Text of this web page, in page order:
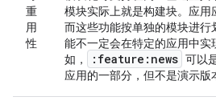
重
用
性
模块实际上就是构建块。应用
而这些功能按单独的模块进行
能不一定会在特定的应用中实
如，
:feature:news 可以
应用的一部分，但不是演示版